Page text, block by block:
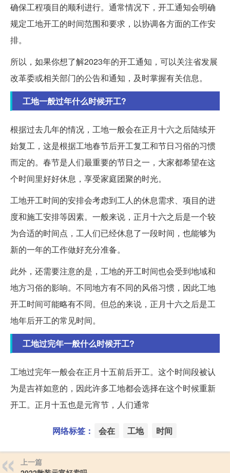
确保工程项目的顺利进行。通常情况下，开工通知会明确
规定工地开工的时间范围和要求，以协调各方面的工作安
排。
所以，如果你想了解2023年的开工通知，可以关注省发展
改革委或相关部门的公告和通知，及时掌握有关信息。
工地一般过年什么时候开工?
根据过去几年的情况，工地一般会在正月十六之后陆续开
始复工，这是根据工地春节后开工复工和节日习俗的习惯
而定的。春节是人们最重要的节日之一，大家都希望在这
个时间里好好休息，享受家庭团聚的时光。
工地开工时间的安排会考虑到工人的休息需求、项目的进
度和施工安排等因素。一般来说，正月十六之后是一个较
为合适的时间点，工人们已经休息了一段时间，也能够为
新的一年的工作做好充分准备。
此外，还需要注意的是，工地的开工时间也会受到地域和
地方习俗的影响。不同地方有不同的风俗习惯，因此工地
开工时间可能略有不同。但总的来说，正月十六之后是工
地年后开工的常见时间。
工地过完年一般什么时候开工?
工地过完年一般会在正月十五前后开工。这个时间段被认
为是吉祥如意的，因此许多工地都会选择在这个时候重新
开工。正月十五也是元宵节，人们通常
网络标签： 会在 工地 时间
上一篇